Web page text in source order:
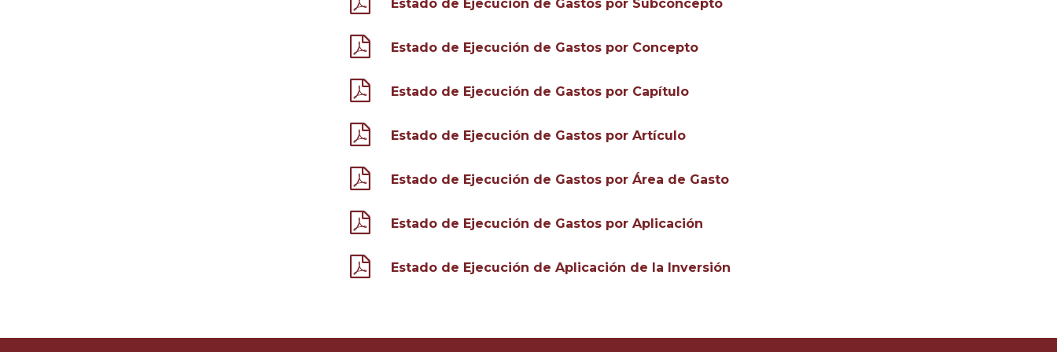
Estado de Ejecución de Gastos por Subconcepto
Estado de Ejecución de Gastos por Concepto
Estado de Ejecución de Gastos por Capítulo
Estado de Ejecución de Gastos por Artículo
Estado de Ejecución de Gastos por Área de Gasto
Estado de Ejecución de Gastos por Aplicación
Estado de Ejecución de Aplicación de la Inversión